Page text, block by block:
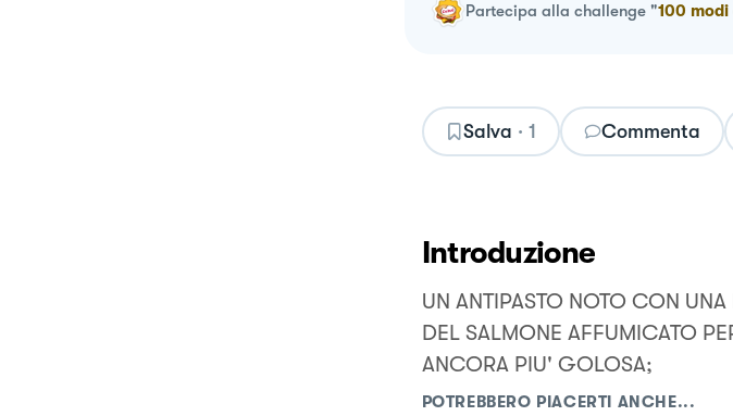
Partecipa alla challenge"100 modi
Salva · 1 Commenta
Introduzione
UN ANTIPASTO NOTO CON
DEL SALMONE AFFUMICATO
ANCORA PIU' GOLOSA;
POTREBBERO PIACERTI ANCHE...